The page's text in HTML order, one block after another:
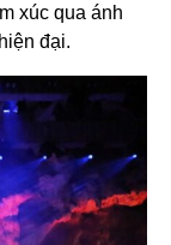
xúc qua ánh
đại.